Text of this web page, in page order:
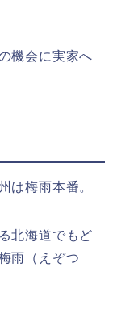
機会に実家へ
は梅雨本番。
北海道でもど
雨（えぞつ